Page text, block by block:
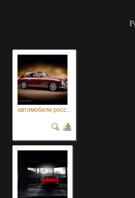
автомобили росс...